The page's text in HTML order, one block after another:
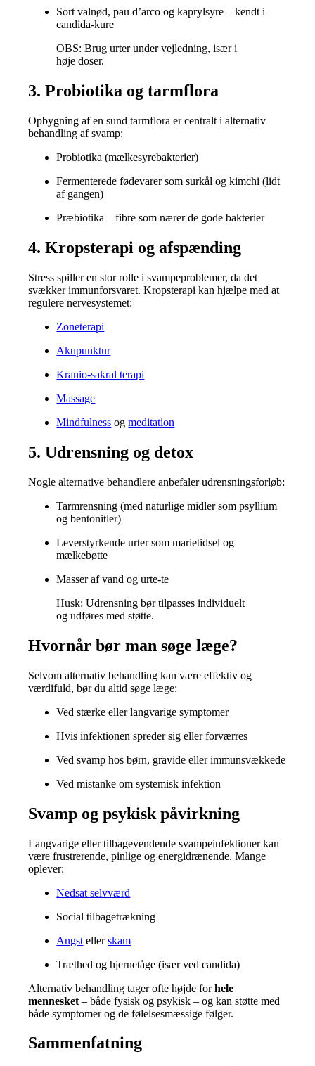
Sort valnød, pau d’arco og kaprylsyre – kendt i
candida-kure
OBS: Brug urter under vejledning, især i
høje doser.
3. Probiotika og tarmflora
Opbygning af en sund tarmflora er centralt i alternativ
behandling af svamp:
Probiotika (mælkesyrebakterier)
Fermenterede fødevarer som surkål og kimchi (lidt
af gangen)
Præbiotika – fibre som nærer de gode bakterier
4. Kropsterapi og afspænding
Stress spiller en stor rolle i svampeproblemer, da det
svækker immunforsvaret. Kropsterapi kan hjælpe med at
regulere nervesystemet:
Zoneterapi
Akupunktur
Kranio-sakral terapi
Massage
Mindfulness ogmeditation
5. Udrensning og detox
Nogle alternative behandlere anbefaler udrensningsforløb:
Tarmrensning (med naturlige midler som psyllium
og bentonitler)
Leverstyrkende urter som marietidsel og
mælkebøtte
Masser af vand og urte-te
Husk: Udrensning bør tilpasses individuelt
og udføres med støtte.
Hvornår bør man søge læge?
Selvom alternativ behandling kan være effektiv og
værdifuld, bør du altid søge læge:
Ved stærke eller langvarige symptomer
Hvis infektionen spreder sig eller forværres
Ved svamp hos børn, gravide eller immunsvækkede
Ved mistanke om systemisk infektion
Svamp og psykisk påvirkning
Langvarige eller tilbagevendende svampeinfektioner kan
være frustrerende, pinlige og energidrænende. Mange
oplever:
Nedsat selvværd
Social tilbagetrækning
Angst ellerskam
Træthed og hjernetåge (især ved candida)
Alternativ behandling tager ofte højde forhele
mennesket – både fysisk og psykisk – og kan støtte med
både symptomer og de følelsesmæssige følger.
Sammenfatning